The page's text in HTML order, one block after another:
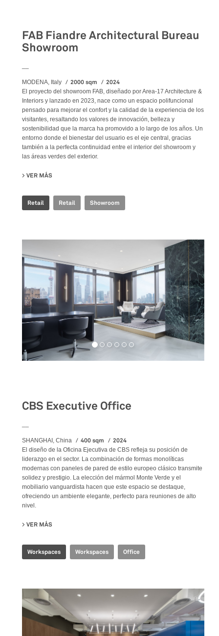
FAB Fiandre Architectural Bureau
Showroom
MODENA, Italy 2000 sqm 2024
El proyecto del showroom FAB, diseñado por Area-17 Architecture &
Interiors y lanzado en 2023, nace como un espacio polifuncional
pensado para mejorar el confort y la calidad de la experiencia de los
visitantes, resaltando los valores de innovación, belleza y
sostenibilidad que la marca ha promovido a lo largo de los años. Un
entorno donde el bienestar del usuario es el eje central, gracias
también a la perfecta continuidad entre el interior del showroom y
las áreas verdes del exterior.
VER MÁS
Retail Retail Showroom
CBS Executive Office
SHANGHAI, China 400 sqm 2024
El diseño de la Oficina Ejecutiva de CBS refleja su posición de
liderazgo en el sector. La combinación de formas monolíticas
modernas con paneles de pared de estilo europeo clásico transmite
solidez y prestigio. La elección del mármol Monte Verde y el
mobiliario vanguardista hacen que este espacio se destaque,
ofreciendo un ambiente elegante, perfecto para reuniones de alto
nivel.
VER MÁS
Workspaces Workspaces Office